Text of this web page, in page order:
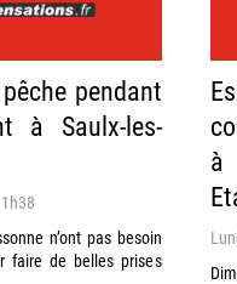
pendant
à Saulx-les-
n’ont pas besoin
faire de belles prises
à